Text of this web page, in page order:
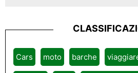
Cars moto barche